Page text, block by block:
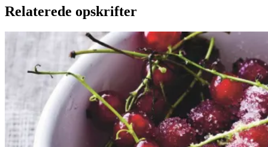
Relaterede opskrifter
Rysteribs Rysteribs
Gem opskrift